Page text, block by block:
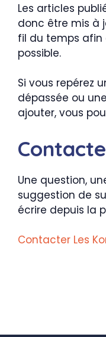
Les articles
donc être mis à
fil du temps afin
possible.
Si vous repérez
dépassée ou
ajouter, vous
Une question,
suggestion de
écrire depuis la
Contacter Les